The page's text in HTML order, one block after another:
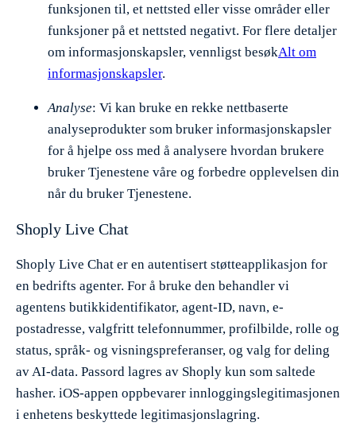
funksjonen til, et nettsted eller visse områder eller
funksjoner på et nettsted negativt. For flere detaljer
om informasjonskapsler, vennligst besøkAlt om
informasjonskapsler.
Analyse: Vi kan bruke en rekke nettbaserte
analyseprodukter som bruker informasjonskapsler
for å hjelpe oss med å analysere hvordan brukere
bruker Tjenestene våre og forbedre opplevelsen din
når du bruker Tjenestene.
Shoply Live Chat
Shoply Live Chat er en autentisert støtteapplikasjon for
en bedrifts agenter. For å bruke den behandler vi
agentens butikkidentifikator, agent-ID, navn, e-
postadresse, valgfritt telefonnummer, profilbilde, rolle og
status, språk- og visningspreferanser, og valg for deling
av AI-data. Passord lagres av Shoply kun som saltede
hasher. iOS-appen oppbevarer innloggingslegitimasjonen
i enhetens beskyttede legitimasjonslagring.